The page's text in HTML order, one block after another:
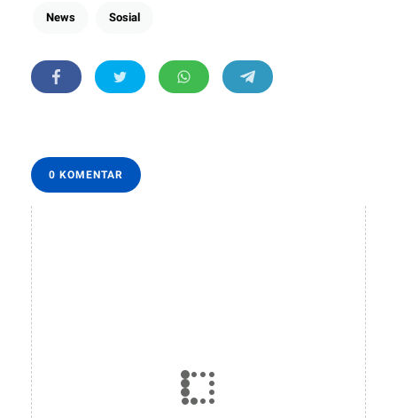
News Sosial
0 KOMENTAR